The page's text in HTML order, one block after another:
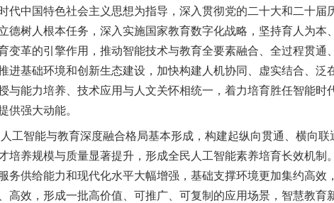
中国特色社会主义思想为指导，深入贯彻党的二十大和二十届
德树人根本任务，深入实施国家教育数字化战略，坚持育人为
变革的引擎作用，推动智能技术与教育全要素融合、全过程贯
进基础环境和创新生态建设，加快构建人机协同、虚实结合、
与能力培养、技术应用与人文关怀相统一，着力培育胜任智能
供强大动能。
智能与教育深度融合格局基本形成，构建起纵向贯通、横向联
培养规模与质量显著提升，形成全民人工智能素养培育长效机
务供给能力和现代化水平大幅增强，基础支撑环境更加集约高效
高效，形成一批高价值、可推广、可复制的应用场景，智慧教育